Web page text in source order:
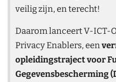
veilig zijn, en terecht!
Daarom lanceert V-ICT-
Privacy Enablers, een
opleidingstraject voor
Gegevensbescherming